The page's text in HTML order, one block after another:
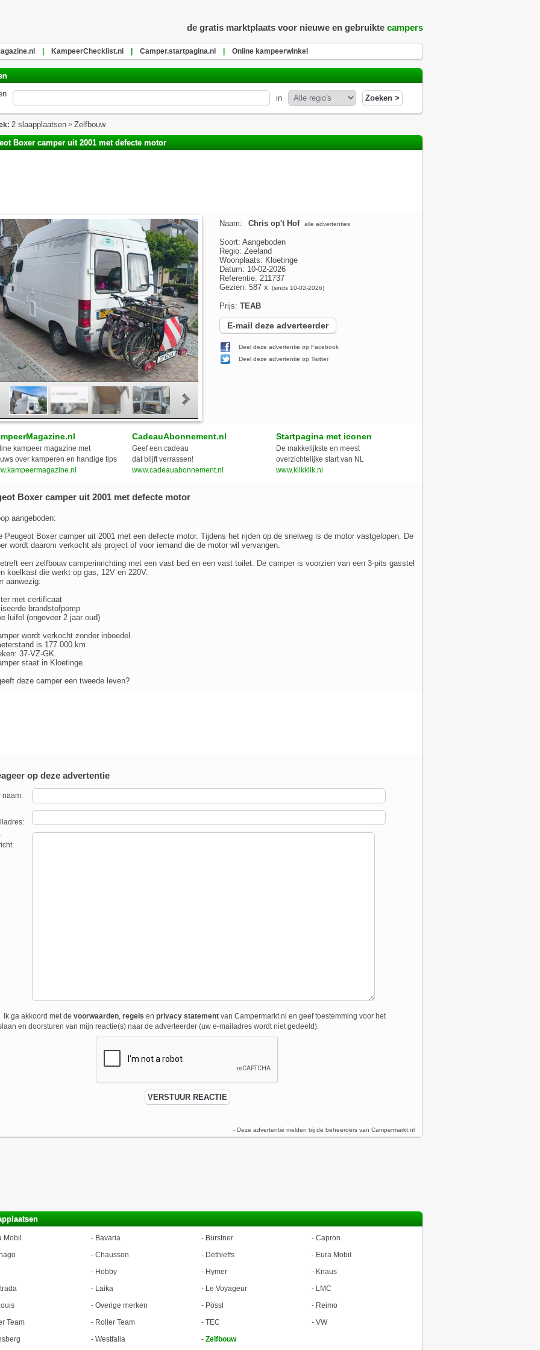
de gratis marktplaats voor nieuwe en gebruikte campers
KampeerChecklist.nl Camper.startpagina.nl Online kampeerwinkel
in
2 slaapplaatsen> Zelfbouw
Boxer camper uit 2001 met defecte motor
Naam: Chris op't Hof alle advertenties
Soort: Aangeboden
Regio: Zeeland
Woonplaats: Kloetinge
Datum: 10-02-2026
Referentie: 211737
Gezien: 587 x
(sinds 10-02-2026)
Prijs: TEAB
E-mail deze adverteerder
Deel deze advertentie op Facebook
Deel deze advertentie op Twitter
kampeer magazine met
over kamperen en handige tips
CadeauAbonnement.nl
Geef een cadeau
dat blijft verrassen!
www.cadeauabonnement.nl
Startpagina met iconen
De makkelijkste en meest
overzichtelijke start van NL
www.klikklik.nl
Boxer camper uit 2001 met defecte motor
aangeboden:
Peugeot Boxer camper uit 2001 met een defecte motor. Tijdens het rijden op de snelweg is de motor vastgelopen. De
wordt daarom verkocht als project of voor iemand die de motor wil vervangen.
een zelfbouw camperinrichting met een vast bed en een vast toilet. De camper is voorzien van een 3-pits gasstel
koelkast die werkt op gas, 12V en 220V.
aanwezig:
met certificaat
brandstofpomp
luifel (ongeveer 2 jaar oud)
wordt verkocht zonder inboedel.
is 177.000 km.
37-VZ-GK.
staat in Kloetinge.
deze camper een tweede leven?
op deze advertentie
naam:
Ik ga akkoord met de voorwaarden, regels en privacy statementvan Campermarkt.nl en geef toestemming voor het
en doorsturen van mijn reactie(s) naar de adverteerder (uw e-mailadres wordt niet gedeeld).
- Deze advertentie melden bij de beheerders van Campermarkt.nl
Mobil - Bavaria - Bürstner - Capron
- Chausson - Dethleffs - Eura Mobil
- Hobby - Hymer - Knaus
- Laika - Le Voyageur - LMC
- Overige merken - Pössl - Reimo
Team - Roller Team - TEC - VW
- Westfalia - Zelfbouw